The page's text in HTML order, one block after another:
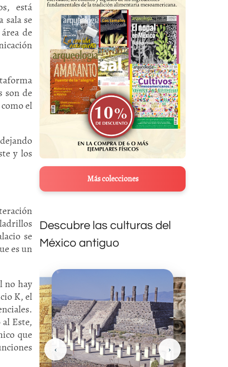
está
sala se
de
son de
el
y los
se
es un
no hay
K, el
Este,
que
Más colecciones
Descubre las culturas del
México antiguo
‹ ›